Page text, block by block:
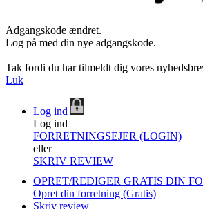
Adgangskode ændret.
Log på med din nye adgangskode.
Tak fordi du har tilmeldt dig vores
Luk
Log ind
Log ind
FORRETNINGSEJER (LOGIN)
eller
SKRIV REVIEW
OPRET/REDIGER GRATIS DIN
Opret din forretning (Gratis)
Skriv review